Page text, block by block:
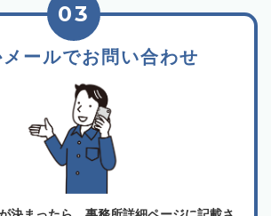
メールでお問い合わせ
03